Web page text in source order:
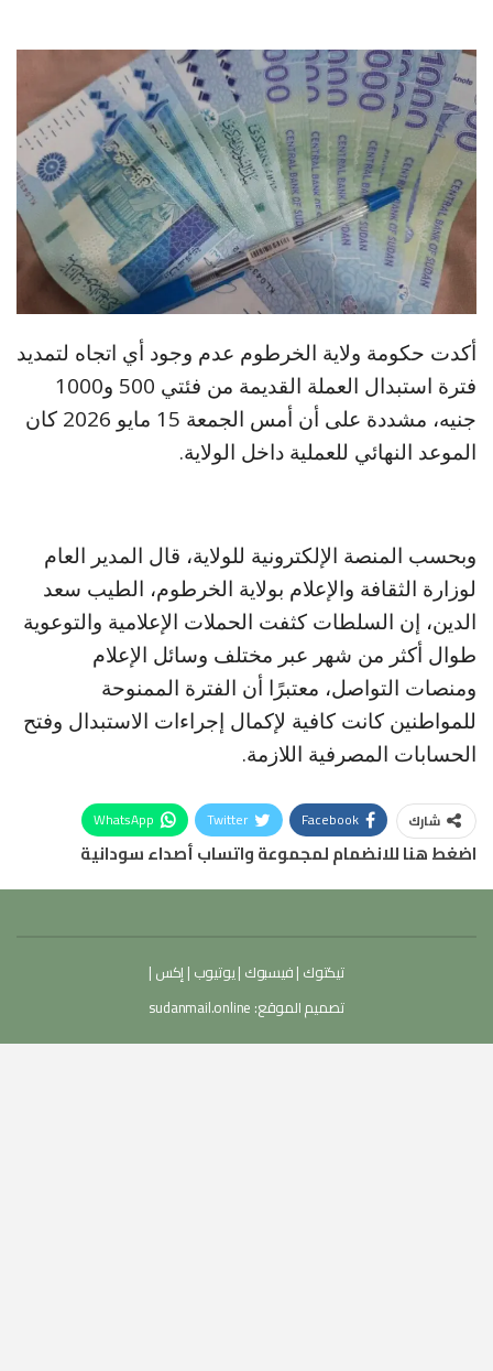
أكدت حكومة ولاية الخرطوم عدم وجود أي اتجاه لتمديد
فترة استبدال العملة القديمة من فئتي 500 و1000
جنيه، مشددة على أن أمس الجمعة 15 مايو 2026 كان
الموعد النهائي للعملية داخل الولاية.
وبحسب المنصة الإلكترونية للولاية، قال المدير العام
لوزارة الثقافة والإعلام بولاية الخرطوم، الطيب سعد
الدين، إن السلطات كثفت الحملات الإعلامية والتوعوية
طوال أكثر من شهر عبر مختلف وسائل الإعلام
ومنصات التواصل، معتبرًا أن الفترة الممنوحة
للمواطنين كانت كافية لإكمال إجراءات الاستبدال وفتح
الحسابات المصرفية اللازمة.
شارك Facebook
Twitter
WhatsApp
اضغط هنا للانضمام لمجموعة واتساب أصداء سودانية
تيكتوك |فيسبوك |يوتيوب | إكس |
تصميم الموقع: sudanmail.online